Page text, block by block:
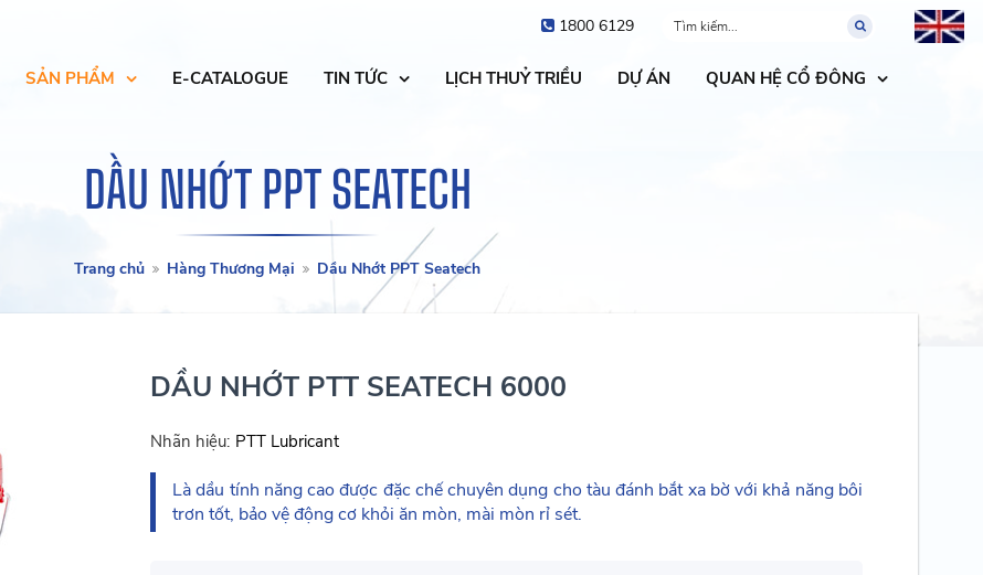
1800 6129
SẢN PHẨM E-CATALOGUE TIN TỨC LỊCH THUỶ TRIỀU DỰ ÁN
QUAN HỆ CỔ ĐÔNG
DẦU NHỚT PPT SEATECH
Trang chủ Hàng Thương Mại Dầu Nhớt PPT Seatech
DẦU NHỚT PTT SEATECH 6000
Nhãn hiệu: PTT Lubricant
Là dầu tính năng cao được đặc chế chuyên dụng cho tàu đánh bắt xa bờ với khả năng bôi
trơn tốt, bảo vệ động cơ khỏi ăn mòn, mài mòn rỉ sét.